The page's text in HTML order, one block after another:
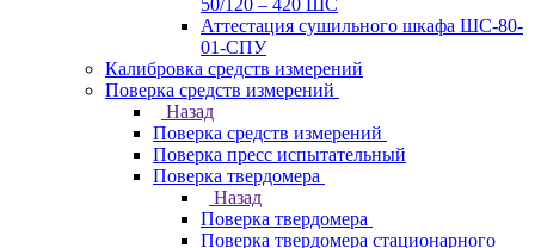
50/120 – 420 ШС
Аттестация сушильного шкафа ШС-80-
01-СПУ
Калибровка средств измерений
Поверка средств измерений
Назад
Поверка средств измерений
Поверка пресс испытательный
Поверка твердомера
Назад
Поверка твердомера
Поверка твердомера стационарного